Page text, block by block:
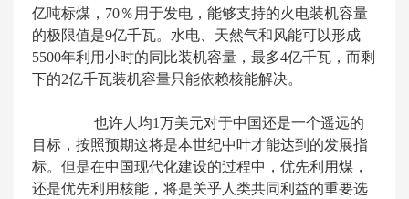
亿吨标煤，70％用于发电，能够支持的火电装机容量
的极限值是9亿千瓦。水电、天然气和风能可以形成
5500年利用小时的同比装机容量，最多4亿千瓦，而剩
下的2亿千瓦装机容量只能依赖核能解决。
也许人均1万美元对于中国还是一个遥远的
目标，按照预期这将是本世纪中叶才能达到的发展指
标。但是在中国现代化建设的过程中，优先利用煤，
还是优先利用核能，将是关乎人类共同利益的重要选